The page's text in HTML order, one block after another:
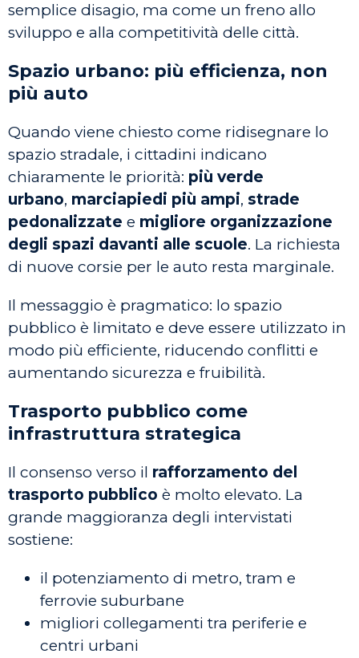
semplice disagio, ma come un freno allo
sviluppo e alla competitività delle città.
Spazio urbano: più efficienza, non
più auto
Quando viene chiesto come ridisegnare lo
spazio stradale, i cittadini indicano
chiaramente le priorità: più verde
urbano, marciapiedi più ampi, strade
pedonalizzate e migliore organizzazione
degli spazi davanti alle scuole. La richiesta
di nuove corsie per le auto resta marginale.
Il messaggio è pragmatico: lo spazio
pubblico è limitato e deve essere utilizzato in
modo più efficiente, riducendo conflitti e
aumentando sicurezza e fruibilità.
Trasporto pubblico come
infrastruttura strategica
Il consenso verso il rafforzamento del
trasporto pubblico è molto elevato. La
grande maggioranza degli intervistati
sostiene:
il potenziamento di metro, tram e
ferrovie suburbane
migliori collegamenti tra periferie e
centri urbani